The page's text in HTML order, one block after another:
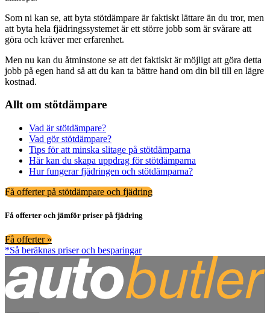
Som ni kan se, att byta stötdämpare är faktiskt lättare än du tror, men
att byta hela fjädringssystemet är ett större jobb som är svårare att
göra och kräver mer erfarenhet.
Men nu kan du åtminstone se att det faktiskt är möjligt att göra detta
jobb på egen hand så att du kan ta bättre hand om din bil till en lägre
kostnad.
Allt om stötdämpare
Vad är stötdämpare?
Vad gör stötdämpare?
Tips för att minska slitage på stötdämparna
Här kan du skapa uppdrag för stötdämparna
Hur fungerar fjädringen och stötdämparna?
Få offerter på stötdämpare och fjädring
Få offerter och jämför priser på fjädring
Få offerter »
*Så beräknas priser och besparingar